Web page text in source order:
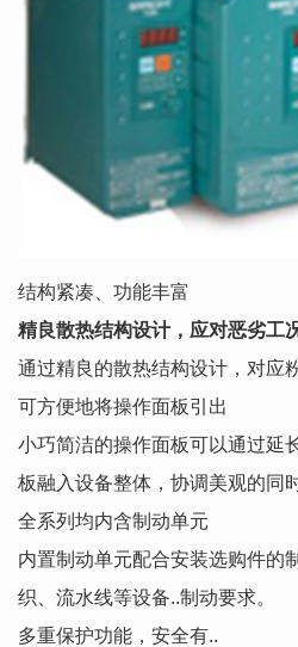
结构紧凑、功能丰富
精良散热结构设计，应对恶劣工
通过精良的散热结构设计，对应
可方便地将操作面板引出
小巧简洁的操作面板可以通过延
板融入设备整体，协调美观的同
全系列均内含制动单元
内置制动单元配合安装选购件的
织、流水线等设备..制动要求。
多重保护功能，安全有..